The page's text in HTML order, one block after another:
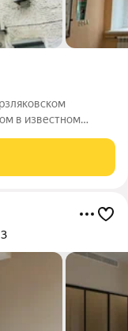
с 2 подъездами
3